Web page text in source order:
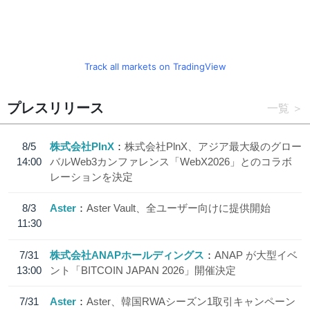
Track all markets on TradingView
プレスリリース 一覧
8/5
14:00
株式会社PlnX
株式会社PlnX、アジア最大級のグロー
バルWeb3カンファレンス「WebX2026」とのコラボ
レーションを決定
8/3
11:30
Aster Aster Vault、全ユーザー向けに提供開始
7/31
13:00
株式会社ANAPホールディングス
ANAP が大型イベ
ント「BITCOIN JAPAN 2026」開催決定
7/31
Aster
Aster、韓国RWAシーズン1取引キャンペーン